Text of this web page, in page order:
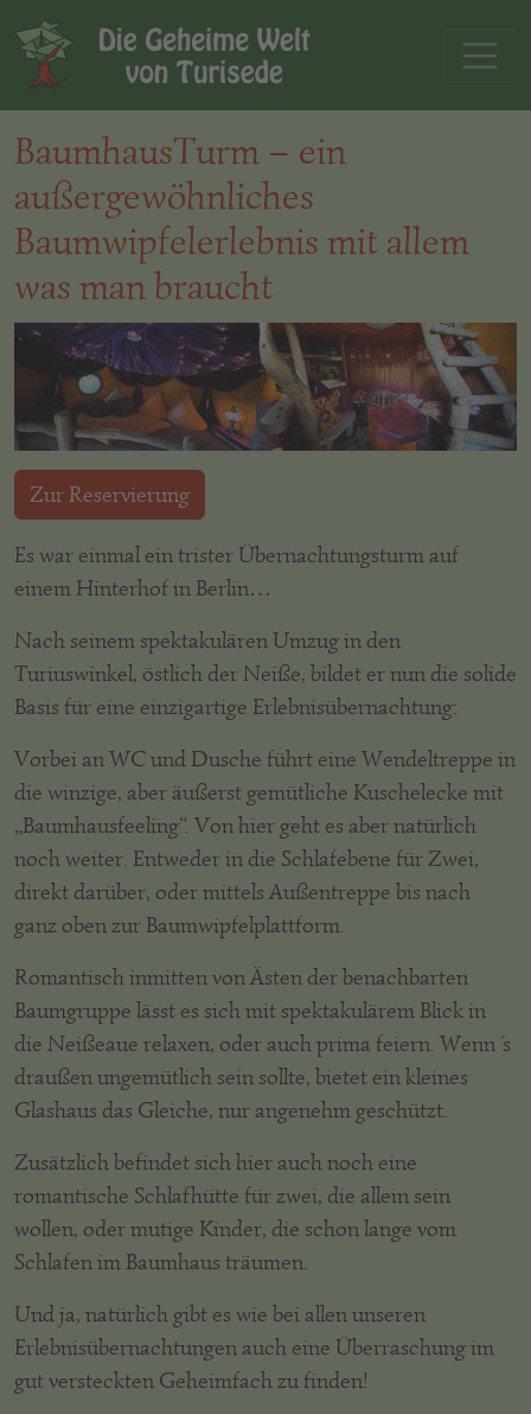
BaumhausTurm – ein
außergewöhnliches
Baumwipfelerlebnis mit allem
was man braucht
Zur Reservierung
Es war einmal ein trister Übernachtungsturm auf
einem Hinterhof in Berlin…
Nach seinem spektakulären Umzug in den
Turiuswinkel, östlich der Neiße, bildet er nun die solide
Basis für eine einzigartige Erlebnisübernachtung:
Vorbei an WC und Dusche führt eine Wendeltreppe in
die winzige, aber äußerst gemütliche Kuschelecke mit
„Baumhausfeeling“. Von hier geht es aber natürlich
noch weiter. Entweder in die Schlafebene für Zwei,
direkt darüber, oder mittels Außentreppe bis nach
ganz oben zur Baumwipfelplattform.
Romantisch inmitten von Ästen der benachbarten
Baumgruppe lässt es sich mit spektakulärem Blick in
die Neißeaue relaxen, oder auch prima feiern. Wenn´s
draußen ungemütlich sein sollte, bietet ein kleines
Glashaus das Gleiche, nur angenehm geschützt.
Zusätzlich befindet sich hier auch noch eine
romantische Schlafhütte für zwei, die allein sein
wollen, oder mutige Kinder, die schon lange vom
Schlafen im Baumhaus träumen.
Und ja, natürlich gibt es wie bei allen unseren
Erlebnisübernachtungen auch eine Überraschung im
gut versteckten Geheimfach zu finden!